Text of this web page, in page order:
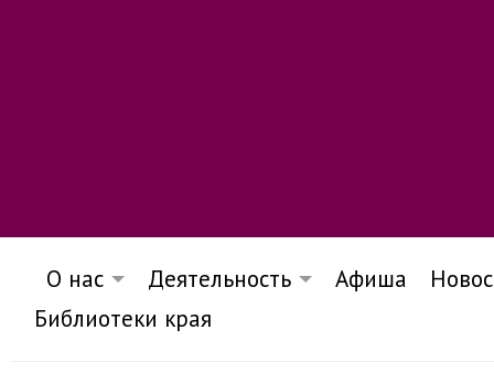
О нас Деятельность Афиша
Библиотеки края